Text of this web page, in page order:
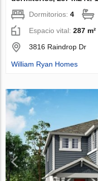
Dormitorios:4
Espacio vital:287 m²
3816 Raindrop Dr
William Ryan Homes